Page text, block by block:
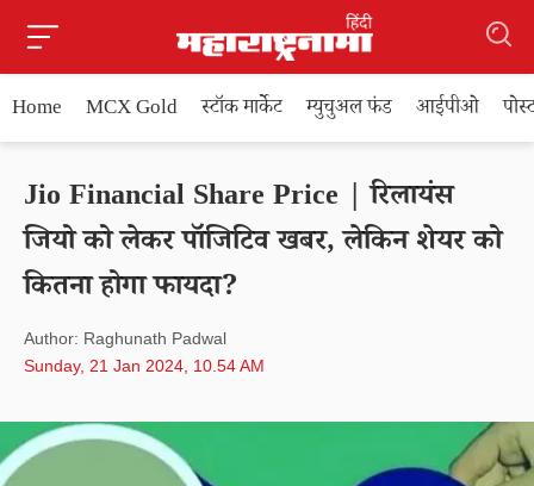
Home MCX Gold स्टॉक मार्केट म्युचुअल फंड आईपीओ
Jio Financial Share Price | रिलायंस
जियो को लेकर पॉजिटिव खबर, लेकिन शेयर को
कितना होगा फायदा?
Author: Raghunath Padwal
Sunday, 21 Jan 2024, 10.54 AM